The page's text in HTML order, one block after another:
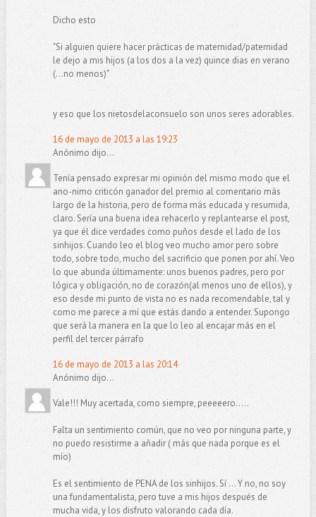
Dicho esto
"Si alguien quiere hacer prácticas de maternidad/paternidad
le dejo a mis hijos (a los dos a la vez) quince dias en verano
(...no menos)"
y eso que los nietosdelaconsuelo son unos seres adorables.
16 de mayo de 2013 a las 19:23
Anónimo dijo...
Tenía pensado expresar mi opinión del mismo modo que el
ano-nimo criticón ganador del premio al comentario más
largo de la historia, pero de forma más educada y resumida,
claro. Sería una buena idea rehacerlo y replantearse el post,
ya que él dice verdades como puños desde el lado de los
sinhijos. Cuando leo el blog veo mucho amor pero sobre
todo, sobre todo, mucho del sacrificio que ponen por ahí. Veo
lo que abunda últimamente: unos buenos padres, pero por
lógica y obligación, no de corazón(al menos uno de ellos), y
eso desde mi punto de vista no es nada recomendable, tal y
como me parece a mí que estás dando a entender. Supongo
que será la manera en la que lo leo al encajar más en el
perfil del tercer párrafo
16 de mayo de 2013 a las 20:14
Anónimo dijo...
Vale!!! Muy acertada, como siempre, peeeeero.....
Falta un sentimiento común, que no veo por ninguna parte, y
no puedo resistirme a añadir ( más que nada porque es el
mío)
Es el sentimiento de PENA de los sinhijos. Sí ... Y no, no soy
una fundamentalista, pero tuve a mis hijos después de
mucha vida, y los disfruto valorando cada día.